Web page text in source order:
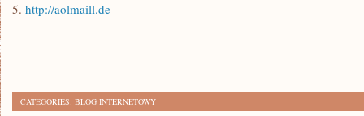
5. http://aolmaill.de
CATEGORIES: BLOG INTERNETOWY